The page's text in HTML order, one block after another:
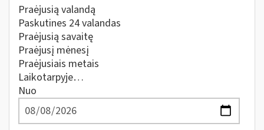
Praėjusią valandą
Paskutines 24 valandas
Praėjusią savaitę
Praėjusį mėnesį
Praėjusiais metais
Laikotarpyje…
Nuo